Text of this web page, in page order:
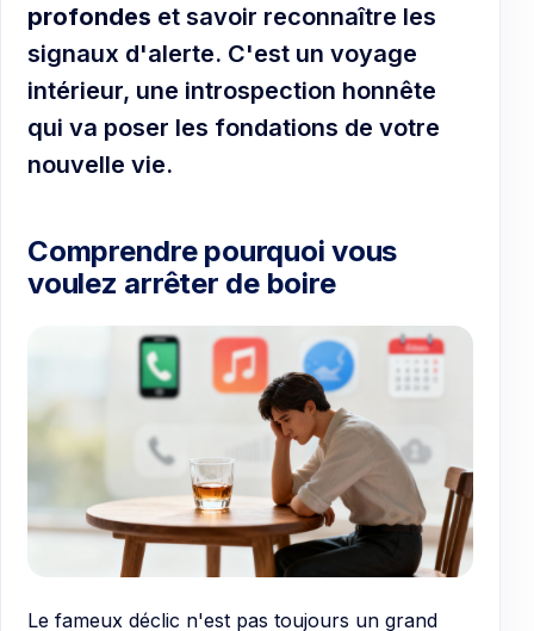
profondes et savoir reconnaître les
signaux d'alerte. C'est un voyage
intérieur, une introspection honnête
qui va poser les fondations de votre
nouvelle vie.
Comprendre pourquoi vous
voulez arrêter de boire
Le fameux déclic n'est pas toujours un grand